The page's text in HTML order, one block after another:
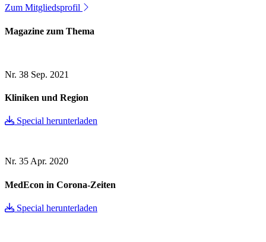
Zum Mitgliedsprofil
Magazine zum Thema
Nr. 38 Sep. 2021
Kliniken und Region
Special herunterladen
Nr. 35Apr. 2020
MedEcon in Corona-Zeiten
Special herunterladen